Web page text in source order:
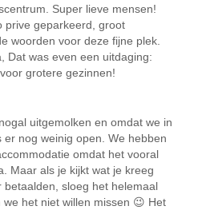
Super lieve mensen!
prive geparkeerd, groot
woorden voor deze fijne plek.
Dat was even een uitdaging:
grotere gezinnen!
uitgemolken en omdat we in
nog weinig open. We hebben
omdat het vooral
Maar als je kijkt wat je kreeg
sloeg het helemaal
het niet willen missen 😉 Het